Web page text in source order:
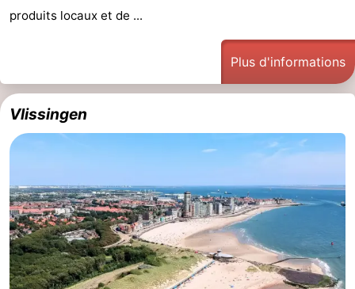
Nieuwvliet-
Zonneweelde
-
Last
minutes
Plages
Voir
et
faire
Lieux
d'intérêt
-
Musées
-
produits locaux et de ...
Plus d'informations
Vlissingen